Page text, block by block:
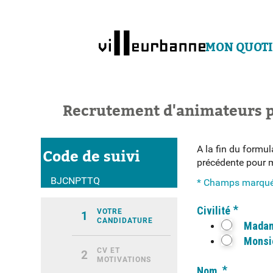
MON
Recrutement d'animateurs
Code de suivi
BJCNPTTQ
1
VOTRE
CANDIDATURE(ÉTAPE COURANTE)
2
CV ET
MOTIVATIONS
A la fin du
précédente pour
* Champs
Civilité *
*